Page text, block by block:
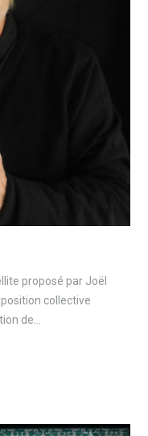
proposé par Joël
collective
de…